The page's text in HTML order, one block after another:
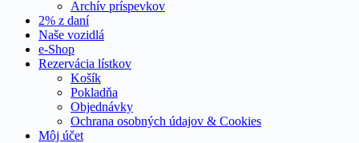
Archív príspevkov
2% z daní
Naše vozidlá
e-Shop
Rezervácia lístkov
Košík
Pokladňa
Objednávky
Ochrana osobných údajov & Cookies
Môj účet